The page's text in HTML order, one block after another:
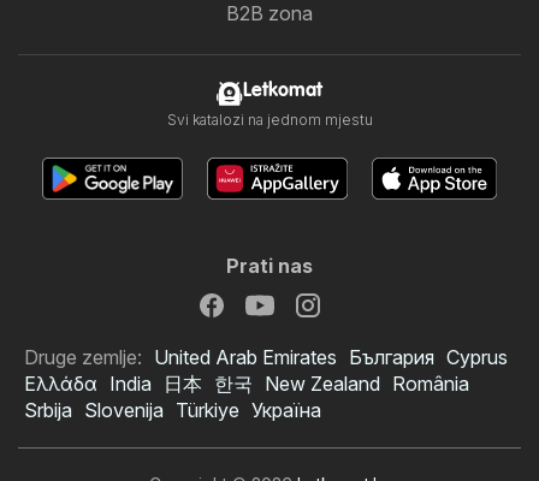
B2B zona
Letkomat
Svi katalozi na jednom mjestu
Prati nas
Druge zemlje: United Arab Emirates България Cyprus
Ελλάδα India 日本 한국 New Zealand România
Srbija Slovenija Türkiye Україна